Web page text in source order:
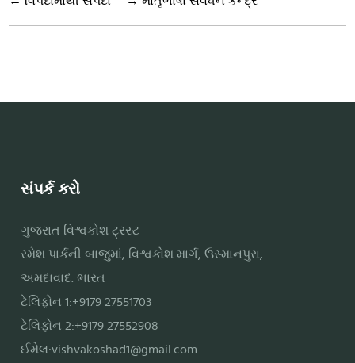
સંપર્ક કરો
ગુજરાત વિશ્વકોશ ટ્રસ્ટ
રમેશ પાર્કની બાજુમાં, વિશ્વકોશ માર્ગ, ઉસ્માનપુરા,
અમદાવાદ. ભારત
ટેલિફોન 1:+9179 27551703
ટેલિફોન 2:+9179 27552908
ઈમેલ:vishvakoshad1@gmail.com